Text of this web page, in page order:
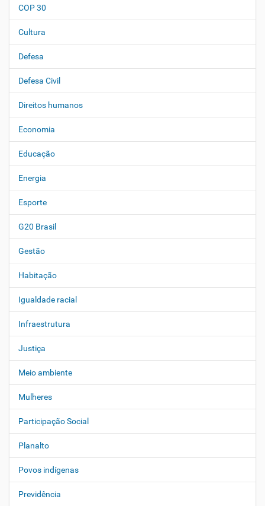
COP 30
Cultura
Defesa
Defesa Civil
Direitos humanos
Economia
Educação
Energia
Esporte
G20 Brasil
Gestão
Habitação
Igualdade racial
Infraestrutura
Justiça
Meio ambiente
Mulheres
Participação Social
Planalto
Povos indígenas
Previdência